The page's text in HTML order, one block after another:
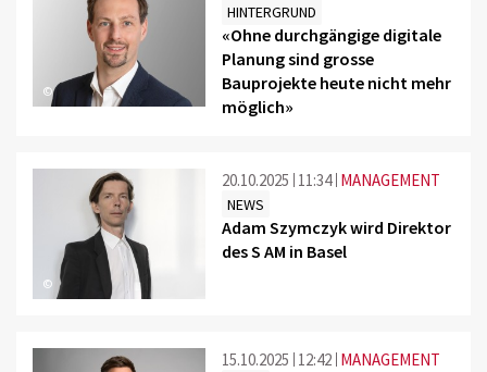
©
HINTERGRUND
«Ohne durchgängige digitale
Planung sind grosse
Bauprojekte heute nicht mehr
möglich»
©
20.10.2025 11:34 MANAGEMENT
NEWS
Adam Szymczyk wird Direktor
des S AM in Basel
15.10.2025 12:42 MANAGEMENT